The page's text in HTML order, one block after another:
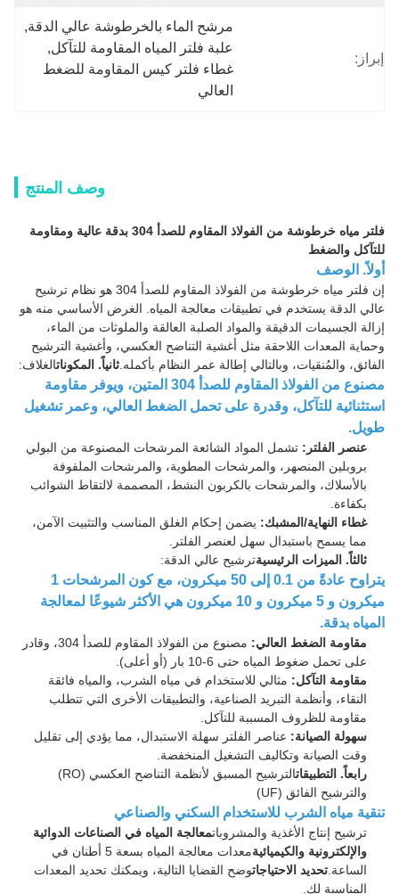
إبراز:
مرشح الماء بالخرطوشة عالي الدقة,
علبة فلتر المياه المقاومة للتآكل,
العالي
وصف المنتج
فلتر مياه خرطوشة من الفولاذ المقاوم للصدأ 304 بدقة عالية ومقاومة
للتآكل والضغط
أولاً. الوصف
إن فلتر مياه خرطوشة من الفولاذ المقاوم للصدأ 304 هو نظام ترشيح
عالي الدقة يستخدم في تطبيقات معالجة المياه. الغرض الأساسي منه هو
إزالة الجسيمات الدقيقة والمواد الصلبة العالقة والملوثات من الماء،
وحماية المعدات اللاحقة مثل أغشية التناضح العكسي، وأغشية الترشيح
الفائق، والمُنقيات، وبالتالي إطالة عمر النظام بأكمله. ثانياً. المكوناتالغلاف:
مصنوع من الفولاذ المقاوم للصدأ 304 المتين، ويوفر مقاومة
استثنائية للتآكل، وقدرة على تحمل الضغط العالي، وعمر تشغيل
طويل.
عنصر الفلتر: تشمل المواد الشائعة المرشحات المصنوعة من البولي
بروبلين المنصهر، والمرشحات المطوية، والمرشحات الملفوفة
بالأسلاك، والمرشحات بالكربون النشط، المصممة لالتقاط الشوائب
بكفاءة.
غطاء النهاية/المشبك: يضمن إحكام الغلق المناسب والتثبيت الآمن،
مما يسمح باستبدال سهل لعنصر الفلتر.
ثالثاً. الميزات الرئيسيةترشيح عالي الدقة:
يتراوح عادةً من 0.1 إلى 50 ميكرون، مع كون المرشحات 1
ميكرون و 5 ميكرون و 10 ميكرون هي الأكثر شيوعًا لمعالجة
المياه بدقة.
مقاومة الضغط العالي:
مصنوع من الفولاذ المقاوم للصدأ 304، وقادر
على تحمل ضغوط المياه حتى 6-10 بار (أو أعلى).
مقاومة التآكل: مثالي للاستخدام في مياه الشرب، والمياه فائقة
النقاء، وأنظمة التبريد الصناعية، والتطبيقات الأخرى التي تتطلب
مقاومة للظروف المسببة للتآكل.
سهولة الصيانة: عناصر الفلتر سهلة الاستبدال، مما يؤدي إلى تقليل
وقت الصيانة وتكاليف التشغيل المنخفضة.
رابعاً. التطبيقات
الترشيح المسبق لأنظمة التناضح العكسي (RO)
والترشيح الفائق (UF)
تنقية مياه الشرب للاستخدام السكني والصناعي
ترشيح إنتاج الأغذية والمشروباتمعالجة المياه في الصناعات الدوائية
والإلكترونية والكيميائية
معدات معالجة المياه بسعة 5 أطنان في
الساعة. تحديد الاحتياجاتوضح القضايا التالية، ويمكنك تحديد المعدات
المناسبة لك.